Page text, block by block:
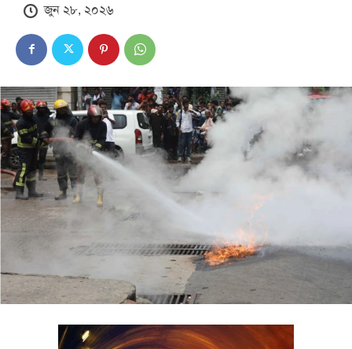
জুন ২৮, ২০২৬